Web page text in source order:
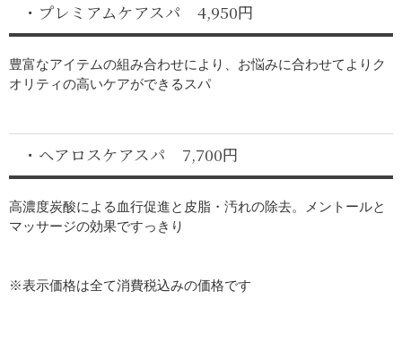
・プレミアムケアスパ 4,950円
豊富なアイテムの組み合わせにより、お悩みに合わせてよりク
オリティの高いケアができるスパ
・ヘアロスケアスパ 7,700円
高濃度炭酸による血行促進と皮脂・汚れの除去。メントールと
マッサージの効果ですっきり
※表示価格は全て消費税込みの価格です